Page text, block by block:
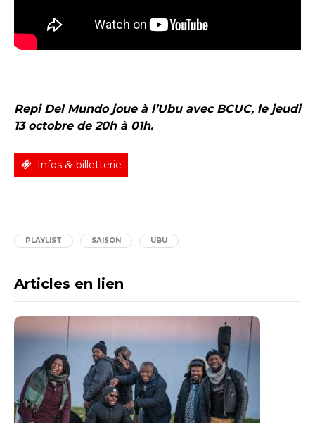
Repi Del Mundo joue à l’Ubu avec BCUC, le jeudi
13 octobre de 20h à 01h.
Infos & billetterie
PLAYLIST SAISON UBU
Articles en lien